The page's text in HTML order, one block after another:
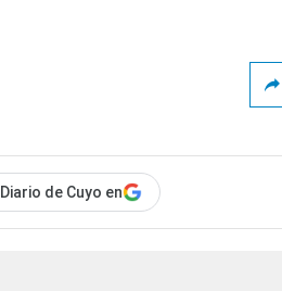
de Cuyo en